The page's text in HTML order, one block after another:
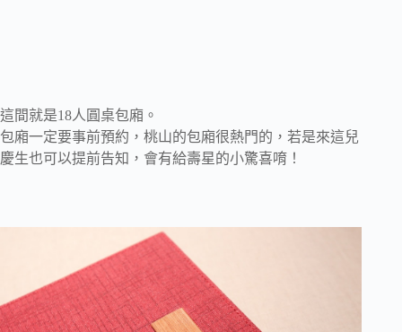
這間就是18人圓桌包廂。
包廂一定要事前預約，桃山的包廂很熱門的，若是來這兒
慶生也可以提前告知，會有給壽星的小驚喜唷！